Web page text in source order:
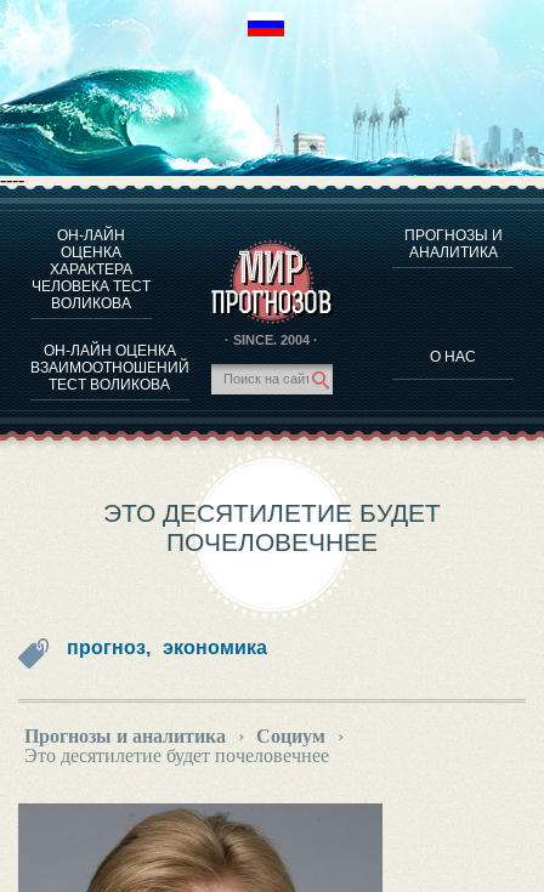
----
ОН-ЛАЙН
ОЦЕНКА
ХАРАКТЕРА
ЧЕЛОВЕКА ТЕСТ
ВОЛИКОВА
ОН-ЛАЙН ОЦЕНКА
ВЗАИМООТНОШЕНИЙ
ТЕСТ ВОЛИКОВА
· SINCE. 2004 ·
ПРОГНОЗЫ И
АНАЛИТИКА
О НАС
О ПРОГРАММЕ
ОЦЕНКА ХАРАКТЕРA ЧЕЛОВЕКА
ОЦЕНКА ХАРАКТЕРА ВЫДАЮЩИХСЯ ЛИЧНОСТЕЙ
О ПРОГРАММЕ
ТЕСТ НА СОВМЕСТИМОСТЬ ВОЛИКОВА
ПРОГНОЗЫ И АНАЛИТИКА
ЭТО ДЕСЯТИЛЕТИЕ БУДЕТ
ПОЧЕЛОВЕЧНЕЕ
прогноз, экономика
Прогнозы и аналитика › Социум
›
Это десятилетие будет почеловечнее